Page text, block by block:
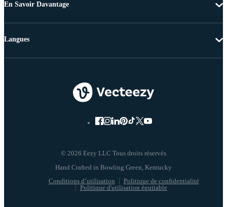
En Savoir Davantage
© 2026 Eezy LLC Tous droits réservés
Conditions d’utilisation
Politique de confidentialité
Politique d'utilisation équitable
Langues